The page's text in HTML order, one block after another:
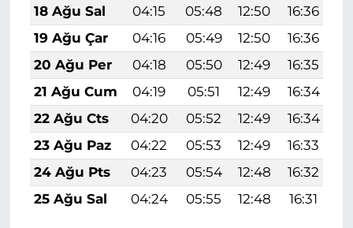
18 Ağu Sal 04:15 05:48 12:50 16:36
19 Ağu Çar
04:16 05:49 12:50 16:36
20 Ağu Per
04:18 05:50 12:49 16:35
21 Ağu Cum
04:19 05:51 12:49 16:34
22 Ağu Cts
04:20 05:52 12:49 16:34
23 Ağu Paz
04:22 05:53 12:49 16:33
24 Ağu Pts
04:23 05:54 12:48 16:32
25 Ağu Sal
04:24 05:55 12:48 16:31